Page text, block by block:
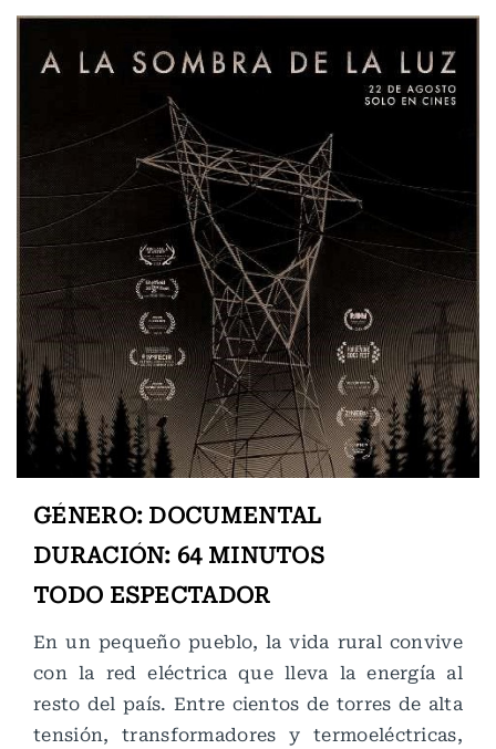
GÉNERO: DOCUMENTAL
DURACIÓN: 64 MINUTOS
TODO ESPECTADOR
En un pequeño pueblo, la vida rural convive
con la red eléctrica que lleva la energía al
resto del país. Entre cientos de torres de alta
tensión, transformadores y termoeléctricas,